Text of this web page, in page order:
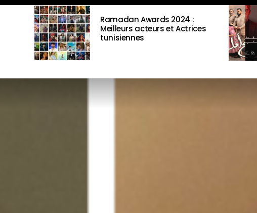
Ramadan Awards 2024 :
Meilleurs acteurs et Actrices
tunisiennes